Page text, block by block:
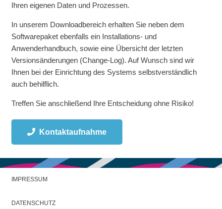
Ihren eigenen Daten und Prozessen.
In unserem Downloadbereich erhalten Sie neben dem
Softwarepaket ebenfalls ein Installations- und
Anwenderhandbuch, sowie eine Übersicht der letzten
Versionsänderungen (Change-Log). Auf Wunsch sind wir
Ihnen bei der Einrichtung des Systems selbstverständlich
auch behilflich.
Treffen Sie anschließend Ihre Entscheidung ohne Risiko!
Kontaktaufnahme
IMPRESSUM
DATENSCHUTZ